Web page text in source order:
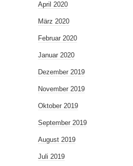
April 2020
März 2020
Februar 2020
Januar 2020
Dezember 2019
November 2019
Oktober 2019
September 2019
August 2019
Juli 2019